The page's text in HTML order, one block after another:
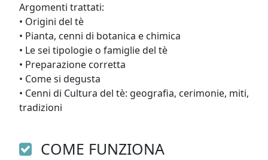
Argomenti trattati:
• Origini del tè
• Pianta, cenni di botanica e chimica
• Le sei tipologie o famiglie del tè
• Preparazione corretta
• Come si degusta
• Cenni di Cultura del tè: geografia, cerimonie, miti,
tradizioni
COME FUNZIONA